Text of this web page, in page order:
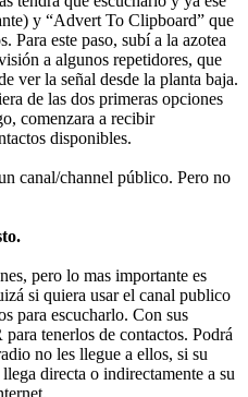
y “Advert To Clipboard” que
Para este paso, subí a la azotea
a algunos repetidores, que
ver la señal desde la planta baja.
de las dos primeras opciones
comenzara a recibir
disponibles.
canal/channel público. Pero no
pero lo mas importante es
si quiera usar el canal publico
para escucharlo. Con sus
tenerlos de contactos. Podrá
no les llegue a ellos, si su
directa o indirectamente a su